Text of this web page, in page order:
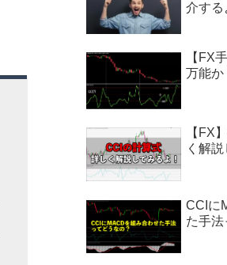
介する
【FX
万能か
【FX
く解説
CCIに
た手法